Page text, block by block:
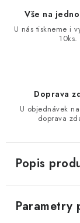
Vše na
U nás tiskneme i
10ks.
Doprava
U objednávek
doprava
Popis
Parametry